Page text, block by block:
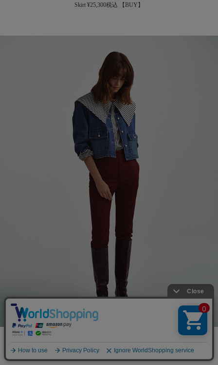
Skirt ¥25,300税込
【BUY】
Blouse ¥25,300税込(10月商品)【BUY】
Pants ¥20,900税込【BUY】